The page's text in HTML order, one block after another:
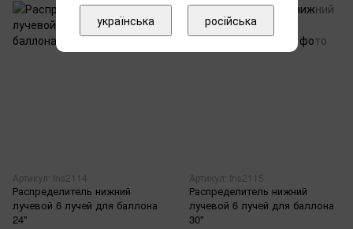
Артикул: fns2114
Распределитель нижний
лучевой 6 лучей для баллона
24"
Артикул: fns2115
Распределитель нижний
лучевой 6 лучей для баллона
30"
українська російська